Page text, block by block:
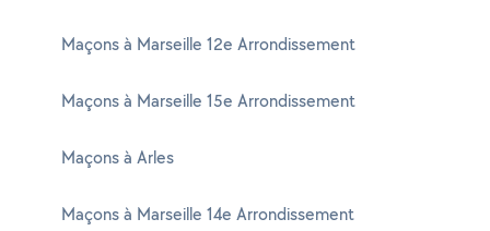
Maçons à Marseille 12e Arrondissement
Maçons à Marseille 15e Arrondissement
Maçons à Arles
Maçons à Marseille 14e Arrondissement